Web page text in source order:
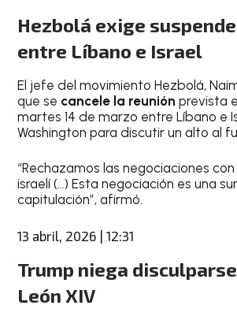
Hezbolá exige
entre Líbano e Israel
El jefe del movimiento Hezbolá,
que se cancele la reunión prevista
martes 14 de marzo entre Líbano e
Washington para discutir un alto al
“Rechazamos las negociaciones
israelí (…) Esta negociación es una
capitulación”, afirmó.
13 abril, 2026 | 12:31
Trump niega
León XIV